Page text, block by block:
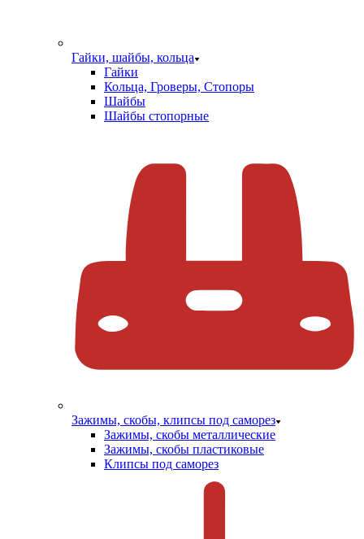
Гайки, шайбы, кольца
Гайки
Кольца, Гроверы, Стопоры
Шайбы
Шайбы стопорные
Зажимы, скобы, клипсы под саморез
Зажимы, скобы металлические
Зажимы, скобы пластиковые
Клипсы под саморез